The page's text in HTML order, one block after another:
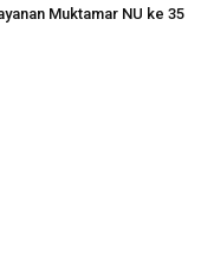
Muktamar NU ke 35